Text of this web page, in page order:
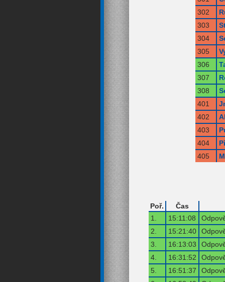
302
303
304
305
306
307
308
401
402
403
404
405
Poř.
Čas
1.
15:11:08
2.
15:21:40
3.
16:13:03
4.
16:31:52
5.
16:51:37